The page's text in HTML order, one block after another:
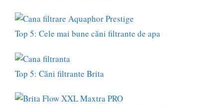
Top 5: Cele mai bune căni filtrante de apa
Top 5: Căni filtrante Brita